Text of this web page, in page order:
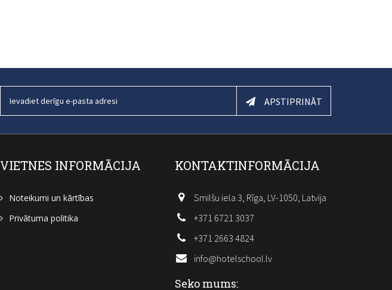
APSTIPRINĀT
VIETNES INFORMĀCIJA
Noteikumi un kārtības
Privātuma politika
KONTAKTINFORMĀCIJA
Smilšu iela 3, Rīga, LV-1050, Latvija
+371 6721 3037
+371 2663 4824
info@hotelschool.lv
Seko mums: